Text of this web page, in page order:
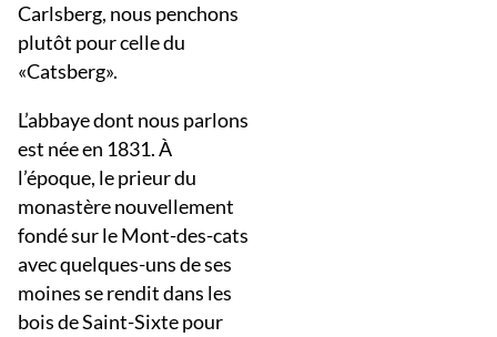
Carlsberg, nous penchons
plutôt pour celle du
«Catsberg».
L’abbaye dont nous parlons
est née en 1831. À
l’époque, le prieur du
monastère nouvellement
fondé sur le Mont-des-cats
avec quelques-uns de ses
moines se rendit dans les
bois de Saint-Sixte pour